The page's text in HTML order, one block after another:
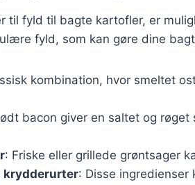
til fyld til bagte kartofler, er
fyld, som kan gøre dine
kombination, hvor smeltet
bacon giver en saltet og
: Friske eller grillede grøntsager
krydderurter: Disse ingredienser